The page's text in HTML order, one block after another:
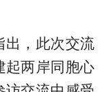
出，此次交流
起两岸同胞心